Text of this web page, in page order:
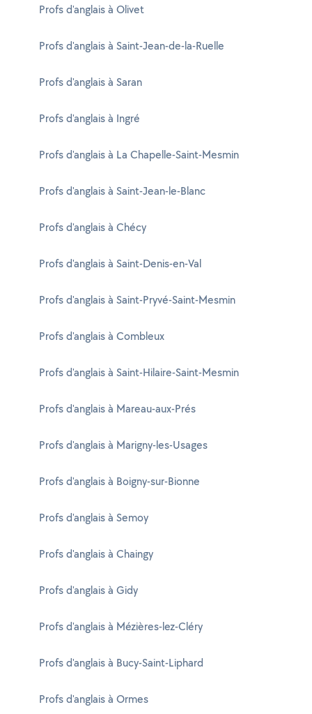
Profs d'anglais à Olivet
Profs d'anglais à Saint-Jean-de-la-Ruelle
Profs d'anglais à Saran
Profs d'anglais à Ingré
Profs d'anglais à La Chapelle-Saint-Mesmin
Profs d'anglais à Saint-Jean-le-Blanc
Profs d'anglais à Chécy
Profs d'anglais à Saint-Denis-en-Val
Profs d'anglais à Saint-Pryvé-Saint-Mesmin
Profs d'anglais à Combleux
Profs d'anglais à Saint-Hilaire-Saint-Mesmin
Profs d'anglais à Mareau-aux-Prés
Profs d'anglais à Marigny-les-Usages
Profs d'anglais à Boigny-sur-Bionne
Profs d'anglais à Semoy
Profs d'anglais à Chaingy
Profs d'anglais à Gidy
Profs d'anglais à Mézières-lez-Cléry
Profs d'anglais à Bucy-Saint-Liphard
Profs d'anglais à Ormes